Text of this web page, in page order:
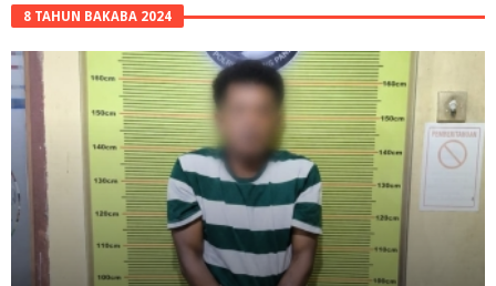
8 TAHUN BAKABA 2024